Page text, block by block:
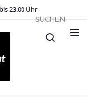
23.00 Uhr
SUCHEN